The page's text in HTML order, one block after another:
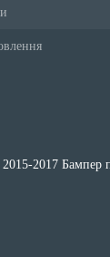
2017 Бампер